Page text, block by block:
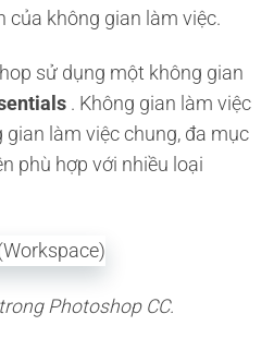
không gian làm việc.
sử dụng một không gian
. Không gian làm việc
làm việc chung, đa mục
phù hợp với nhiều loại
Photoshop CC.